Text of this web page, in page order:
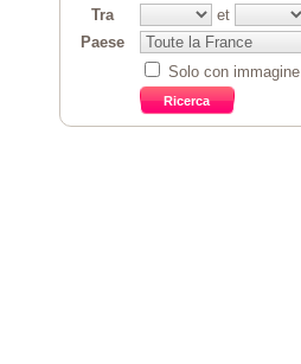
Tra
et
Paese
Solo con immagine